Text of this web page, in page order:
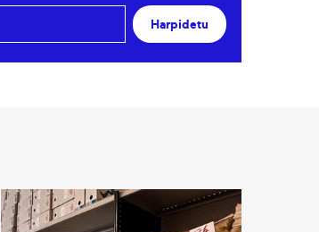
Harpidetu